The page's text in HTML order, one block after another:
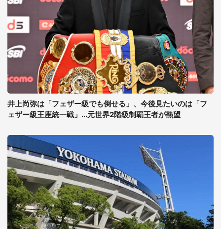
井上尚弥は「フェザー級でも倒せる」、今後見たいのは「フ
ェザー級王座統一戦」...元世界2階級制覇王者が熱望